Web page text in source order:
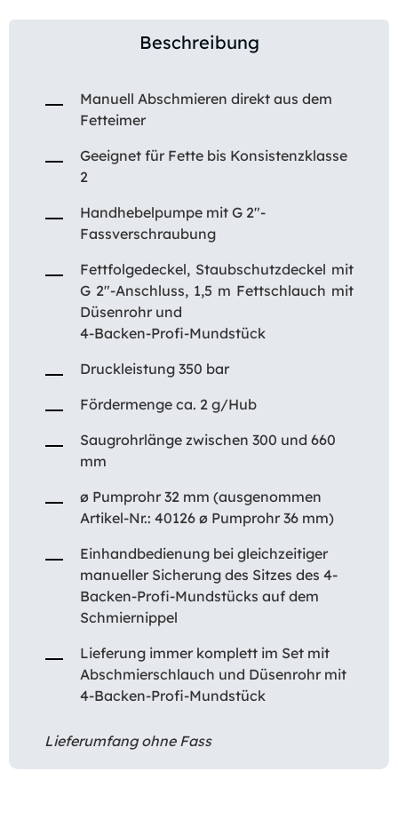
Beschreibung
Manuell Abschmieren direkt aus dem
Fetteimer
Geeignet für Fette bis Konsistenzklasse
2
Handhebelpumpe mit G 2″-
Fassverschraubung
Fettfolgedeckel, Staubschutzdeckel mit
G 2″-Anschluss, 1,5 m Fettschlauch mit
Düsenrohr und
4-Backen-Profi-Mundstück
Druckleistung 350 bar
Fördermenge ca. 2 g/Hub
Saugrohrlänge zwischen 300 und 660
mm
ø Pumprohr 32 mm (ausgenommen
Artikel-Nr.: 40126 ø Pumprohr 36 mm)
Einhandbedienung bei gleichzeitiger
manueller Sicherung des Sitzes des 4-
Backen-Profi-Mundstücks auf dem
Schmiernippel
Lieferung immer komplett im Set mit
Abschmierschlauch und Düsenrohr mit
4-Backen-Profi-Mundstück
Lieferumfang ohne Fass